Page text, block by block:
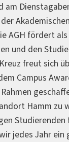
am
AGH fördert
und den
freut sich
Campus
Hamm zu
Studierenden
jedes Jahr ein